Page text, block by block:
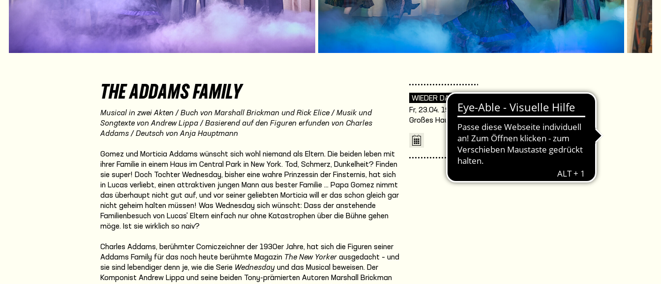
THE ADDAMS FAMILY
Musical in zwei Akten / Buch von Marshall Brickman und Rick Elice / Musik und
Songtexte von Andrew Lippa / Basierend auf den Figuren erfunden von Charles
Addams / Deutsch von Anja Hauptmann
Gomez und Morticia Addams wünscht sich wohl niemand als Eltern. Die beiden leben mit
ihrer Familie in einem Haus im Central Park in New York. Tod, Schmerz, Dunkelheit? Finden
sie super! Doch Tochter Wednesday, bisher eine wahre Prinzessin der Finsternis, hat sich
in Lucas verliebt, einen attraktiven jungen Mann aus bester Familie … Papa Gomez nimmt
das überhaupt nicht gut auf, und vor seiner geliebten Morticia will er das schon gleich gar
nicht geheim halten müssen! Was Wednesday sich wünscht: Dass der anstehende
Familienbesuch von Lucas' Eltern einfach nur ohne Katastrophen über die Bühne gehen
möge. Ist sie wirklich so naiv?
Charles Addams, berühmter Comiczeichner der 1930er Jahre, hat sich die Figuren seiner
Addams Family für das noch heute berühmte Magazin The New Yorker ausgedacht – und
sie sind lebendiger denn je, wie die Serie Wednesday und das Musical beweisen. Der
Komponist Andrew Lippa und seine beiden Tony-prämierten Autoren Marshall Brickman
WIEDER DA
Fr, 23.04. 19:30 Uhr /
Großes Haus